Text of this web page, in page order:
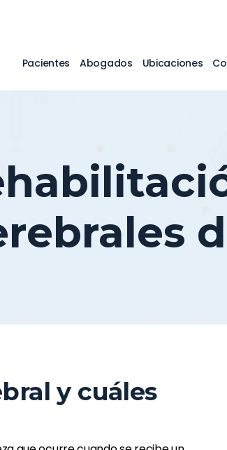
Pacientes Abogados Ubicaciones
y cuáles